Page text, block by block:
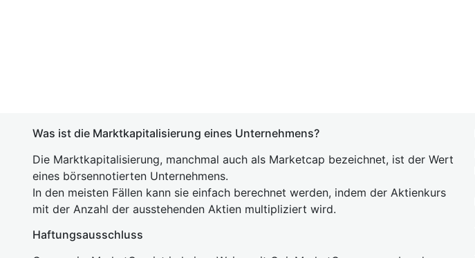
Was ist die Marktkapitalisierung eines Unternehmens?
Die Marktkapitalisierung, manchmal auch als Marketcap bezeichnet, ist der Wert
eines börsennotierten Unternehmens.
In den meisten Fällen kann sie einfach berechnet werden, indem der Aktienkurs
mit der Anzahl der ausstehenden Aktien multipliziert wird.
Haftungsausschluss